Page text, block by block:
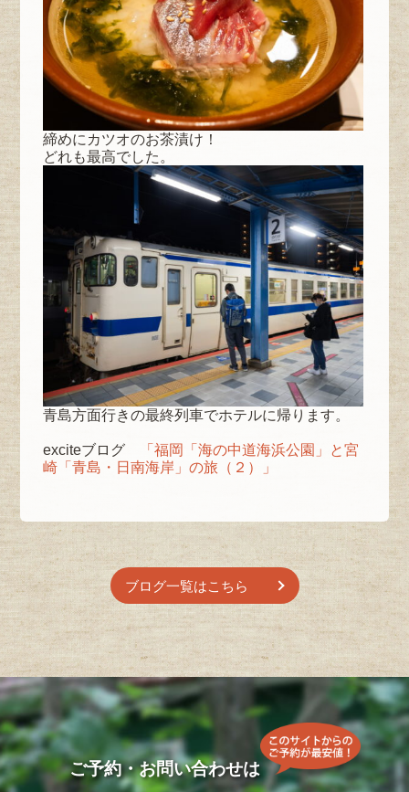
締めにカツオのお茶漬け！
どれも最高でした。
青島方面行きの最終列車でホテルに帰ります。
exciteブログ
「福岡「海の中道海浜公園」と宮
崎「青島・日南海岸」の旅（２）」
ブログ一覧はこちら
ご予約・お問い合わせは